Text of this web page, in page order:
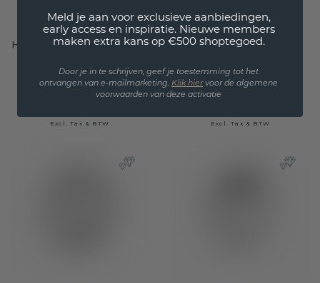
Herenring Johan 2 585
1.2 mm
Excl. Tax & BTW
Heren ring Rick 585
7x5 mm
Excl. Tax & BTW
Meld je aan voor exclusieve aanbiedingen,
early access en inspiratie. Nieuwe members
maken extra kans op €500 shoptegoed.
Door je in te schrijven, geef je toestemming tot het
ontvangen van e-mailmarketing. Klik hiervoor de algemene
voorwaarden van deze activatie